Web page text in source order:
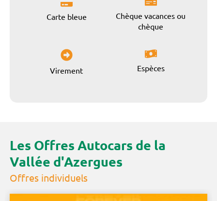
Carte bleue
Chèque vacances ou
chèque
Virement Espèces
Les Offres Autocars de la
Vallée d'Azergues
Offres individuels